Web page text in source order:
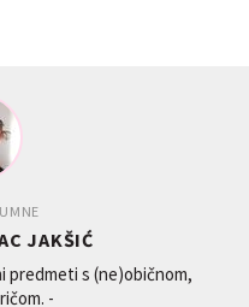
JAKŠIĆ
predmeti s (ne)običnom,
-